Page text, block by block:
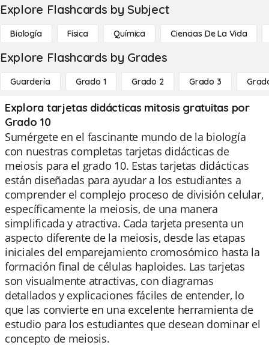
Explore Flashcards by Subject
Biología Física Química Ciencias De La Vida
Explore Flashcards by Grades
Guardería Grado 1 Grado 2 Grado 3
Explora tarjetas didácticas mitosis gratuitas por
Grado 10
Sumérgete en el fascinante mundo de la biología
con nuestras completas tarjetas didácticas de
meiosis para el grado 10. Estas tarjetas didácticas
están diseñadas para ayudar a los estudiantes a
comprender el complejo proceso de división celular,
específicamente la meiosis, de una manera
simplificada y atractiva. Cada tarjeta presenta un
aspecto diferente de la meiosis, desde las etapas
iniciales del emparejamiento cromosómico hasta la
formación final de células haploides. Las tarjetas
son visualmente atractivas, con diagramas
detallados y explicaciones fáciles de entender, lo
que las convierte en una excelente herramienta de
estudio para los estudiantes que desean dominar el
concepto de meiosis.